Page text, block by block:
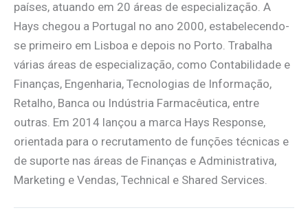
países, atuando em 20 áreas de especialização. A
Hays chegou a Portugal no ano 2000, estabelecendo-
se primeiro em Lisboa e depois no Porto. Trabalha
várias áreas de especialização, como Contabilidade e
Finanças, Engenharia, Tecnologias de Informação,
Retalho, Banca ou Indústria Farmacêutica, entre
outras. Em 2014 lançou a marca Hays Response,
orientada para o recrutamento de funções técnicas e
de suporte nas áreas de Finanças e Administrativa,
Marketing e Vendas, Technical e Shared Services.